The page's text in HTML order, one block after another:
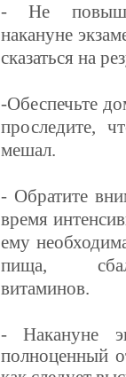
- Не
накануне
сказаться на
-Обеспечьте
проследите,
мешал.
- Обратите
время
ему
пища,
витаминов.
- Накануне
полноценный